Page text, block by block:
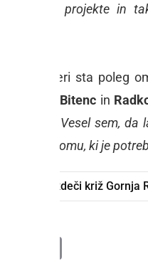
ali projekte in
pri kateri sta poleg
Andreja Bitenc in
Vesel sem, da
komu, ki je
Rdeči križ Gornja
PrintFriendly